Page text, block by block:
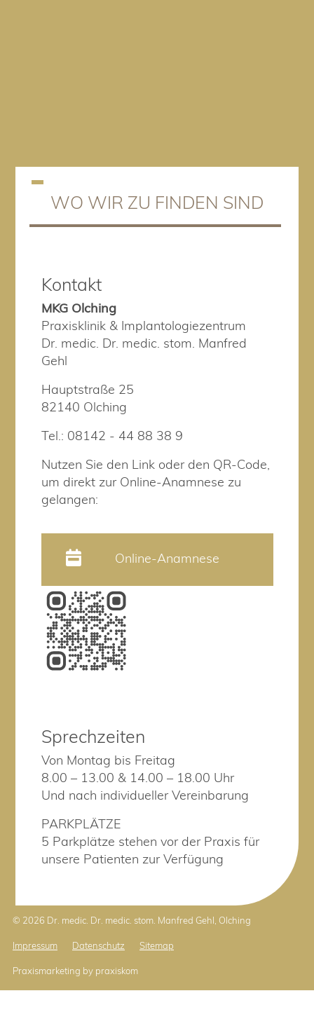
WO WIR ZU FINDEN SIND
Kontakt
MKG Olching
Praxisklinik & Implantologiezentrum
Dr. medic. Dr. medic. stom. Manfred
Gehl
Hauptstraße 25
82140 Olching
Tel.: 08142 - 44 88 38 9
Nutzen Sie den Link oder den QR-Code,
um direkt zur Online-Anamnese zu
gelangen:
Online-Anamnese
Sprechzeiten
Von Montag bis Freitag
8.00 – 13.00 & 14.00 – 18.00 Uhr
Und nach individueller Vereinbarung
PARKPLÄTZE
5 Parkplätze stehen vor der Praxis für
unsere Patienten zur Verfügung
© 2026 Dr. medic. Dr. medic. stom. Manfred Gehl, Olching
Impressum Datenschutz Sitemap
Praxismarketing by praxiskom